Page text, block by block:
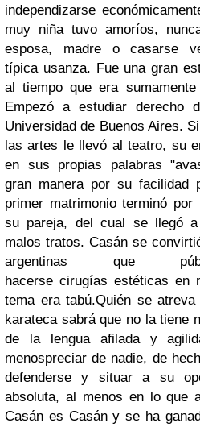
independizarse
muy niña tuvo amoríos,
esposa, madre o casarse
típica usanza. Fue una gran
al tiempo que era
Empezó a estudiar derecho
Universidad de Buenos Aires.
las artes le llevó al teatro, su
en sus propias palabras
gran manera por su facilidad
primer matrimonio terminó
su pareja, del cual se llegó
malos tratos. Casán se
argentinas que
hacerse cirugías estéticas en
tema era tabú.Quién se
karateca sabrá que no la tiene
de la lengua afilada y
menospreciar de nadie, de
defenderse y situar a su
absoluta, al menos en lo que
Casán es Casán y se ha